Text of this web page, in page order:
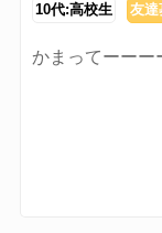
10代:高校生 友達
かまってーーー